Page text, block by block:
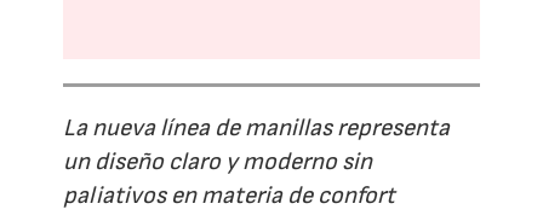
La nueva línea de manillas representa
un diseño claro y moderno sin
paliativos en materia de confort